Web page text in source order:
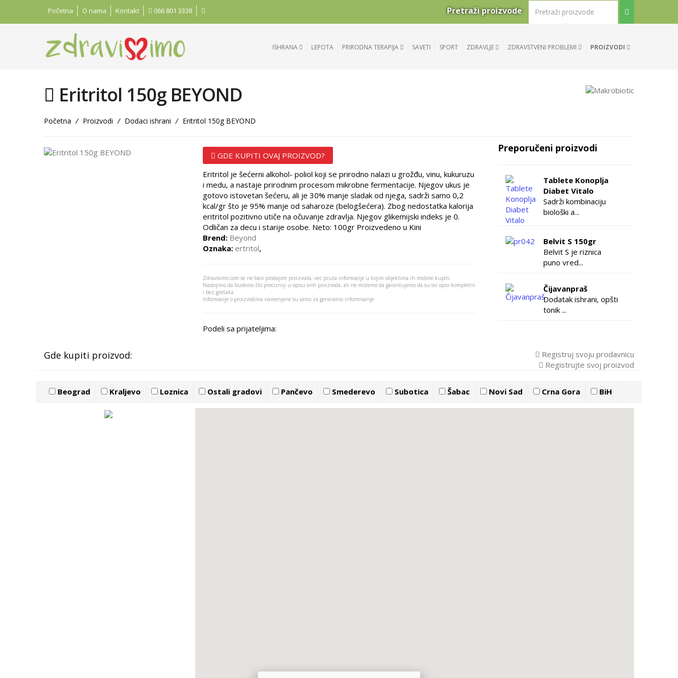
Početna O nama Kontakt 066 801 3338 Pretraži proizvode
ISHRANA LEPOTA PRIRODNA TERAPIJA SAVETI SPORT ZDRAVLJE ZDRAVSTVENI PROBLEMI PROIZVODI
Eritritol 150g BEYOND
Početna / Proizvodi / Dodaci ishrani / Eritritol 150g BEYOND
GDE KUPITI OVAJ PROIZVOD?
Eritritol je šećerni alkohol- poliol koji se prirodno nalazi u grožđu, vinu, kukuruzu
i medu, a nastaje prirodnim procesom mikrobne fermentacije. Njegov ukus je
gotovo istovetan šećeru, ali je 30% manje sladak od njega, sadrži samo 0,2
kcal/gr što je 95% manje od saharoze (belogšećera). Zbog nedostatka kalorija
eritritol pozitivno utiče na očuvanje zdravlja. Njegov glikemijski indeks je 0.
Odličan za decu i starije osobe. Neto: 100gr Proizvedeno u Kini
Brend: Beyond
Oznaka: ertritol,
Zdravisimo.com se ne bavi prodajom proizvoda, već pruža informacije u kojim objektima ih možete kupiti.
Nastojimo da budemo što precizniji u opisu svih proizvoda, ali ne možemo da garantujemo da su svi opisi kompletni
i bez grešaka.
Informacije o proizvodima namenjene su samo za generalno informisanje.
Podeli sa prijateljima:
Preporučeni proizvodi
Tablete Konoplja
Diabet Vitalo
Sadrži kombinaciju
biološki a...
Belvit S 150gr
Belvit S je riznica
puno vred...
Čijavanpraš
Dodatak ishrani, opšti
tonik ...
Gde kupiti proizvod:
Registruj svoju prodavnicu
Registrujte svoj proizvod
Beograd Kraljevo Loznica Ostali gradovi Pančevo Smederevo Subotica Šabac Novi Sad Crna Gora BiH